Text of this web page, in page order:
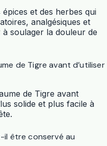
et des herbes qui
analgésiques et
à soulager la douleur de
de Tigre avant d’utiliser
de Tigre avant
solide et plus facile à
il être conservé au